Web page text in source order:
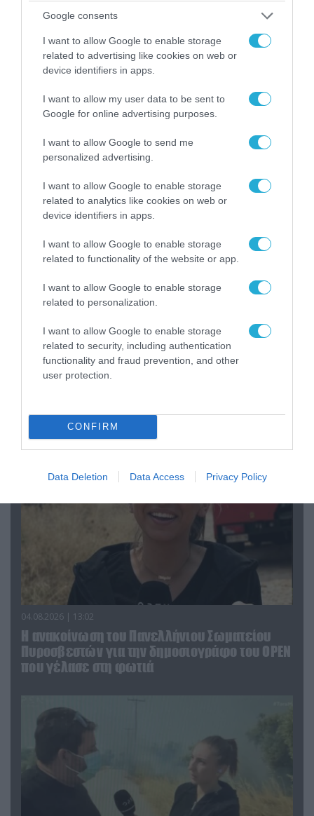
Google consents
I want to allow Google to enable storage
related to advertising like cookies on web or
device identifiers in apps.
I want to allow my user data to be sent to
Google for online advertising purposes.
I want to allow Google to send me
personalized advertising.
I want to allow Google to enable storage
related to analytics like cookies on web or
device identifiers in apps.
I want to allow Google to enable storage
related to functionality of the website or app.
I want to allow Google to enable storage
related to personalization.
I want to allow Google to enable storage
related to security, including authentication
functionality and fraud prevention, and other
user protection.
CONFIRM
Data Deletion Data Access Privacy Policy
«Οι εντελώς αθώοι»: Η ανάρτηση του Αρκά για
τα ζώα που χάθηκαν στις πυρκαγιές της
Αττικής (φωτο)
04.08.2026 | 15:02
υπουργό Ι.Βαρβιτσιώτη (φωτο)
04.08.2026 | 13:02
Η ανακοίνωση του Πανελλήνιου Σωματείου
Πυροσβεστών για την δημοσιογράφο του OPEN
που γέλασε στη φωτιά